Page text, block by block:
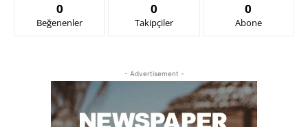
0
Beğenenler
0
Takipçiler
0
Abone
- Advertisement -